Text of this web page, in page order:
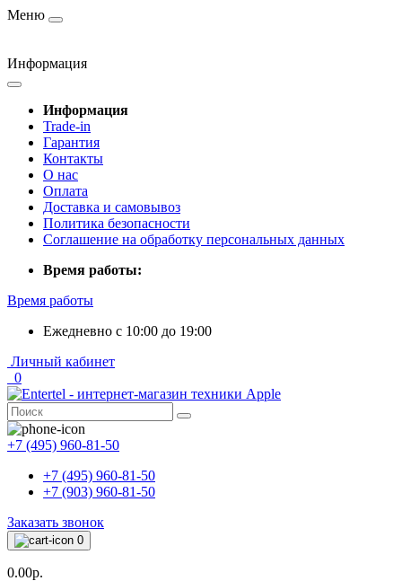
Меню
Информация
Информация
Trade-in
Гарантия
Контакты
О нас
Оплата
Доставка и самовывоз
Политика безопасности
Соглашение на обработку персональных данных
Время работы:
Время работы
Ежедневно с 10:00 до 19:00
Личный кабинет
0
+7 (495) 960-81-50
+7 (495) 960-81-50
+7 (903) 960-81-50
Заказать звонок
0
0.00р.